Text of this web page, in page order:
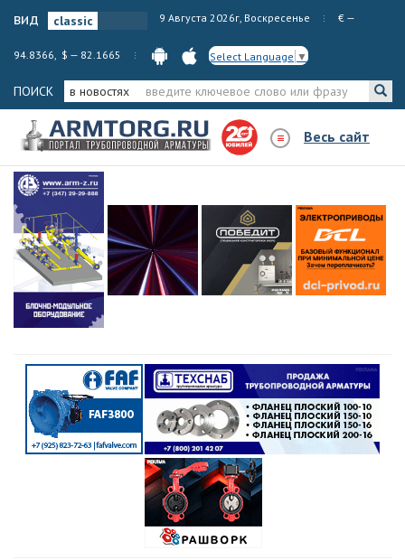
вид 9 Августа 2026г, Воскресенье € —
94.8366, $ — 82.1665 Select Language ▼
ПОИСК в новостях
Весь сайт